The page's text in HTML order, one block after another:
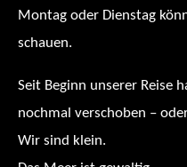
Montag oder Dienstag
schauen.
Seit Beginn unserer Reise
nochmal verschoben –
Wir sind klein.